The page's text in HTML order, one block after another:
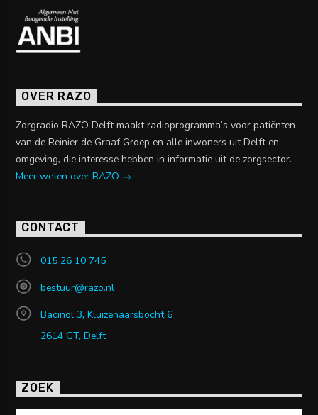
OVER RAZO
Zorgradio RAZO Delft maakt radioprogramma’s voor patiënten
van de Reinier de Graaf Groep en alle inwoners uit Delft en
omgeving, die interesse hebben in informatie uit de zorgsector.
Meer weten over RAZO
CONTACT
015 26 10 745
bestuur@razo.nl
Bacinol 3, Kluizenaarsbocht 6
2614 GT, Delft
ZOEK